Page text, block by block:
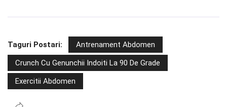
Taguri Postari:
Antrenament Abdomen
Crunch Cu Genunchii Indoiti La 90 De Grade
Exercitii Abdomen